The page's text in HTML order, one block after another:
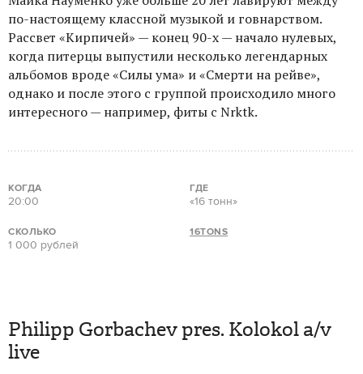
по-настоящему классной музыкой и говнарством.
Рассвет «Кирпичей» — конец 90-х — начало нулевых,
когда питерцы выпустили несколько легендарных
альбомов вроде «Силы ума» и «Смерти на рейве»,
однако и после этого с группой происходило много
интересного — например, фиты с Nrktk.
КОГДА
20:00
ГДЕ
«16 тонн»
СКОЛЬКО
1 000 рублей
16TONS
Philipp Gorbachev pres. Kolokol a/v
live